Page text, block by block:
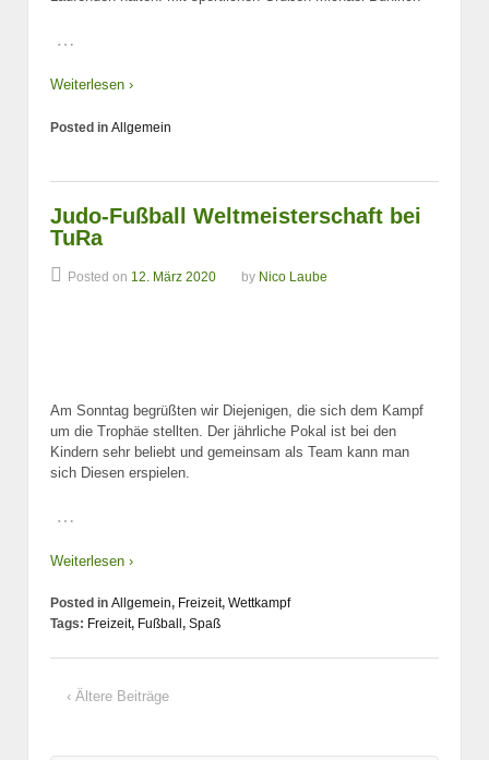
…
Weiterlesen ›
Posted in Allgemein
Judo-Fußball Weltmeisterschaft bei
TuRa
Posted on 12. März 2020 by Nico Laube
Am Sonntag begrüßten wir Diejenigen, die sich dem Kampf
um die Trophäe stellten. Der jährliche Pokal ist bei den
Kindern sehr beliebt und gemeinsam als Team kann man
sich Diesen erspielen.
…
Weiterlesen ›
Posted in Allgemein, Freizeit, Wettkampf
Tags: Freizeit, Fußball , Spaß
‹ Ältere Beiträge